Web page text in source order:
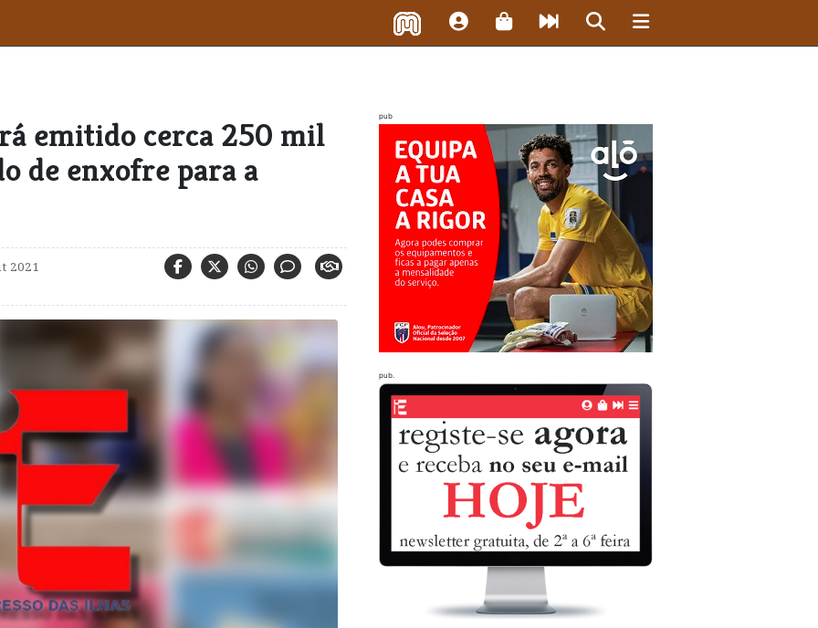
emitido cerca 250 mil
de enxofre para a
2021
pub
pub.